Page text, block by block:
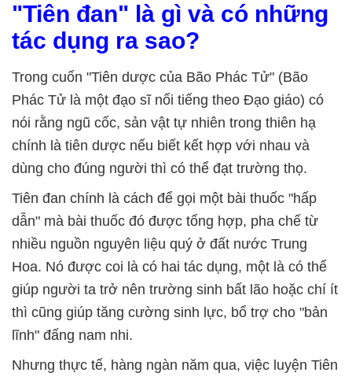
"Tiên đan" là gì và có những
tác dụng ra sao?
Trong cuốn "Tiên dược của Bão Phác Tử" (Bão
Phác Tử là một đạo sĩ nổi tiếng theo Đạo giáo) có
nói rằng ngũ cốc, sản vật tự nhiên trong thiên hạ
chính là tiên dược nếu biết kết hợp với nhau và
dùng cho đúng người thì có thể đạt trường thọ.
Tiên đan chính là cách để gọi một bài thuốc "hấp
dẫn" mà bài thuốc đó được tổng hợp, pha chế từ
nhiều nguồn nguyên liệu quý ở đất nước Trung
Hoa. Nó được coi là có hai tác dụng, một là có thể
giúp người ta trở nên trường sinh bất lão hoặc chí ít
thì cũng giúp tăng cường sinh lực, bổ trợ cho "bản
lĩnh" đấng nam nhi.
Nhưng thực tế, hàng ngàn năm qua, việc luyện Tiên